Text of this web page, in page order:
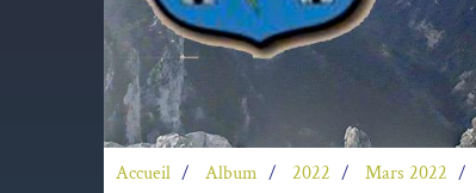
Accueil Album 2022 Mars 2022